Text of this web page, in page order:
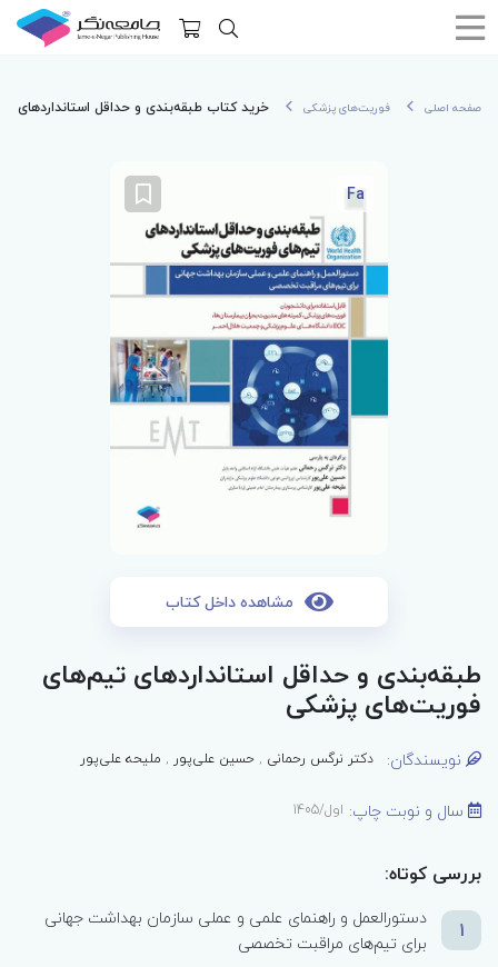
صفحه اصلی فوریت‌های پزشکی خرید کتاب طبقه‌بندی و حداقل استانداردهای
Fa
مشاهده داخل کتاب
طبقه‌بندی و حداقل استانداردهای تیم‌های
فوریت‌های پزشکی
نویسندگان: دکتر نرگس رحمانی ,حسین علی‌پور , ملیحه علی‌پور
سال و نوبت چاپ: اول/1405
بررسی کوتاه:
1
دستورالعمل و راهنمای علمی و عملی سازمان بهداشت جهانی
برای تیم‌های مراقبت تخصصی